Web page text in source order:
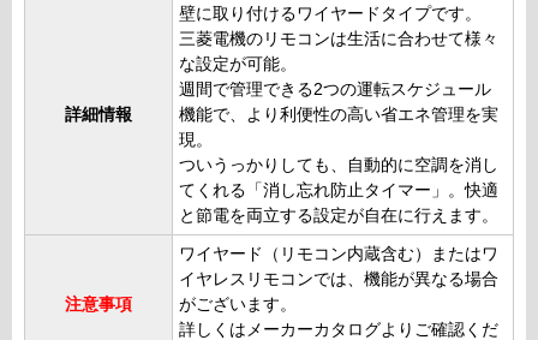
詳細情報
壁に取り付けるワイヤードタイプです。
三菱電機のリモコンは生活に合わせて様々
な設定が可能。
週間で管理できる2つの運転スケジュール
機能で、より利便性の高い省エネ管理を実
現。
ついうっかりしても、自動的に空調を消し
てくれる「消し忘れ防止タイマー」。快適
と節電を両立する設定が自在に行えます。
注意事項
ワイヤード（リモコン内蔵含む）またはワ
イヤレスリモコンでは、機能が異なる場合
がございます。
詳しくはメーカーカタログよりご確認くだ